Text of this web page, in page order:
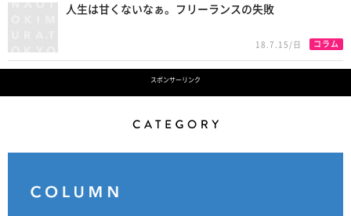
人生は甘くないなぁ。フリーランスの失敗
18.7.15/日 コラム
スポンサーリンク